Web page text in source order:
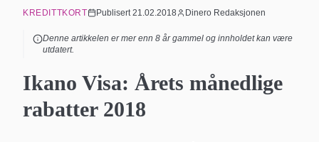
KREDITTKORT Publisert21.02.2018 Dinero Redaksjonen
Denne artikkelen er mer enn 8 år gammel og innholdet kan være
utdatert.
Ikano Visa: Årets månedlige
rabatter 2018